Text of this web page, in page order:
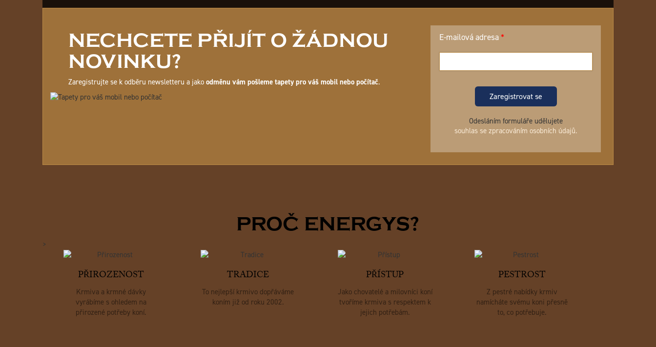
NECHCETE PŘIJÍT O ŽÁDNOU
NOVINKU?
Zaregistrujte se k odběru newsletteru a jakoodměnu vám pošleme tapety pro váš mobil nebo počítač.
E-mailová adresa
Zaregistrovat se
Odesláním formuláře udělujete
souhlas se zpracováním osobních údajů.
PROČ ENERGYS?
>
PŘIROZENOST
Krmiva a krmné dávky
vyrábíme s ohledem na
přirozené potřeby koní.
TRADICE
To nejlepší krmivo dopřáváme
koním již od roku 2002.
PŘÍSTUP
Jako chovatelé a milovníci koní
tvoříme krmiva s respektem k
jejich potřebám.
PESTROST
Z pestré nabídky krmiv
namícháte svému koni přesně
to, co potřebuje.